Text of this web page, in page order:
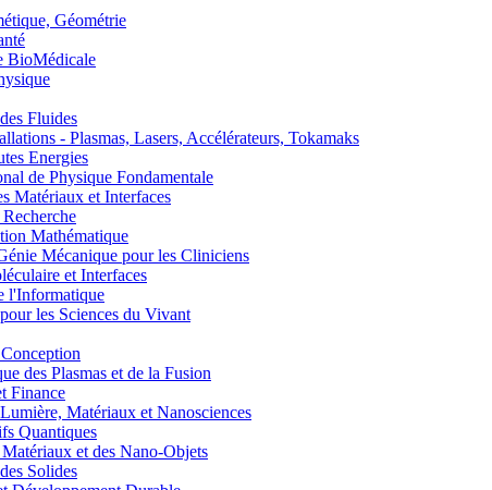
Géométrie
BioMédicale
Fluides
- Plasmas, Lasers, Accélérateurs, Tokamaks
Energies
de Physique Fondamentale
et Interfaces
Mathématique
Mécanique pour les Cliniciens
et Interfaces
l'Informatique
les Sciences du Vivant
des Plasmas et de la Fusion
Finance
Matériaux et Nanosciences
Quantiques
et des Nano-Objets
Solides